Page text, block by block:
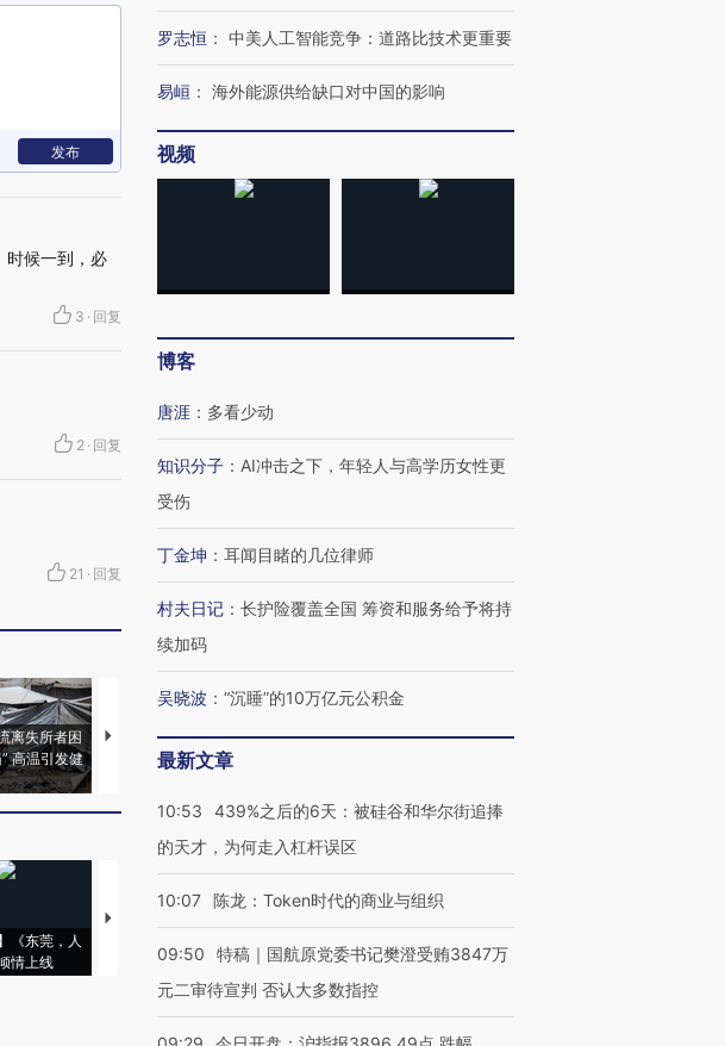
发布
时候一到，必
3 · 回复
2 · 回复
21 · 回复
离失所者困
高温引发健
视线｜HYROX的吸金
术：是什么让中产们甘
马航飞行员跨国走私7万
视线｜被称为“蟑螂”的印
《东莞，人
情上线
【推广】走进第四届链博
有意思的生活方式·第三对
住三大增长引擎是什么？
罗志恒 ： 中美人工智能竞争：道路比技术更重要
易峘 ： 海外能源供给缺口对中国的影响
视频
博客
唐涯 ： 多看少动
知识分子 ： AI冲击之下，年轻人与高学历女性更
受伤
丁金坤 ： 耳闻目睹的几位律师
村夫日记 ： 长护险覆盖全国 筹资和服务给予将持
续加码
吴晓波 ： “沉睡”的10万亿元公积金
最新文章
10:53
439%之后的6天：被硅谷和华尔街追捧
的天才，为何走入杠杆误区
10:07 陈龙：Token时代的商业与组织
09:50
特稿｜国航原党委书记樊澄受贿3847万
元二审待宣判 否认大多数指控